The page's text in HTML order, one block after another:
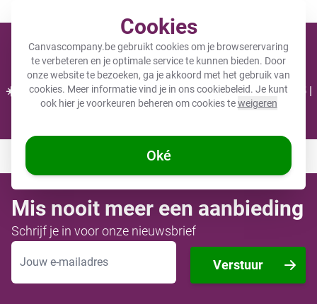
Cookies
Canvascompany.be gebruikt cookies om je browserervaring
te verbeteren en je optimale service te kunnen bieden. Door
onze website te bezoeken, ga je akkoord met het gebruik van
cookies. Meer informatie vind je in onscookiebeleid. Je kunt
ook hier je voorkeuren beheren om cookies teweigeren
Oké
Cart
☀️ ZOMERDEALS: 25% KORTING op 1 product - Code: CC25 |
30% KORTING bij 2 of meer - Code: CC30 ☀️
Mis nooit meer een aanbieding
Schrijf je in voor onze nieuwsbrief
E-mailadres
Verstuur